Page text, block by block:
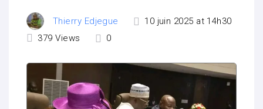
Thierry Edjegue
10 juin 2025 at 14h30
379 Views 0